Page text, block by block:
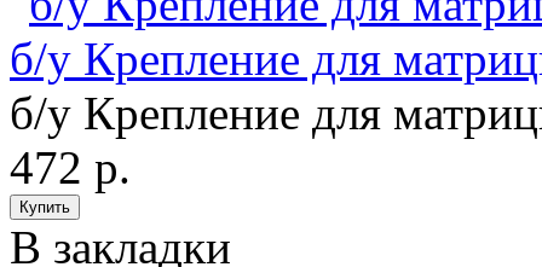
б/у Крепление для
б/у Крепление для
472 р.
В закладки